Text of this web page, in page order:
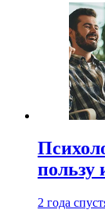
пользу
2 года